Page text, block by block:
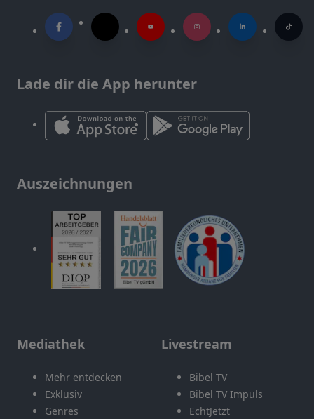
Lade dir die App herunter
Auszeichnungen
Mediathek
Mehr entdecken
Exklusiv
Genres
Livestream
Bibel TV
Bibel TV Impuls
EchtJetzt